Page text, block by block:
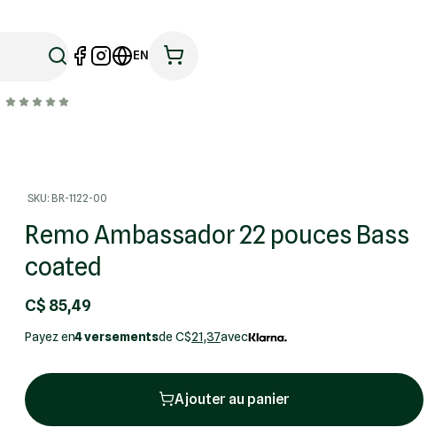
EN
SKU: BR-1122-00
Remo Ambassador 22 pouces Bass
coated
C$ 85,49
Payez en4 versementsde C$21,37avec
Ajouter au panier